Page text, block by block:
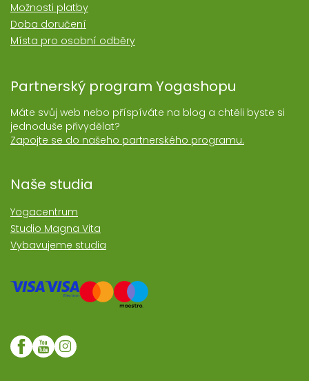
Možnosti platby
Doba doručení
Místa pro osobní odběry
Partnerský program Yogashopu
Máte svůj web nebo příspíváte na blog a chtěli byste si
jednoduše přivydělat?
Zapojte se do našeho partnerského programu.
Naše studia
Yogacentrum
Studio Magna Vita
Vybavujeme studia